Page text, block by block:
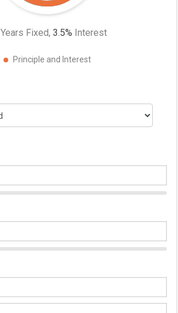
Years Fixed, 3.5% Interest
Principle and Interest